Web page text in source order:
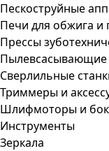
Пескоструйные
Печи для обжига и
Прессы
Пылевсасывающие
Сверлильные
Триммеры и
Шлифмоторы и
Инструменты
Зеркала